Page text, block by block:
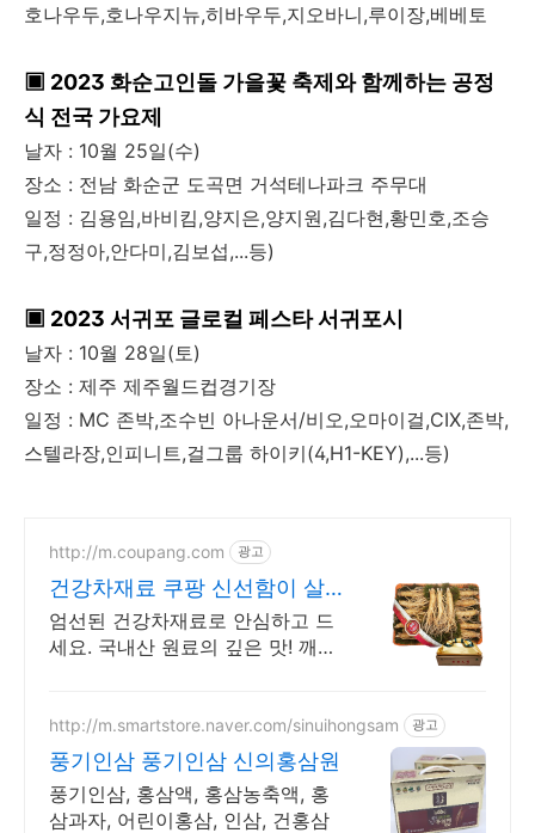
호나우두,호나우지뉴,히바우두,지오바니,루이장,베베토
▣ 2023 화순고인돌 가을꽃 축제와 함께하는 공정
식 전국 가요제
날자 : 10월 25일(수)
장소 : 전남 화순군 도곡면 거석테나파크 주무대
일정 : 김용임,바비킴,양지은,양지원,김다현,황민호,조승
구,정정아,안다미,김보섭,...등)
▣ 2023 서귀포 글로컬 페스타 서귀포시
날자 : 10월 28일(토)
장소 : 제주 제주월드컵경기장
일정 : MC 존박,조수빈 아나운서/비오,오마이걸,CIX,존박,
스텔라장,인피니트,걸그룹 하이키(4,H1-KEY),...등)
http://m.coupang.com 광고
건강차재료 쿠팡 신선함이 살
아있는 재료
엄선된 건강차재료로 안심하고 드
세요. 국내산 원료의 깊은 맛! 깨끗
정 끝.
http://m.smartstore.naver.com/sinuihongsam 광고
풍기인삼 풍기인삼 신의홍삼원
풍기인삼, 홍삼액, 홍삼농축액, 홍
삼과자, 어린이홍삼, 인삼, 건홍삼